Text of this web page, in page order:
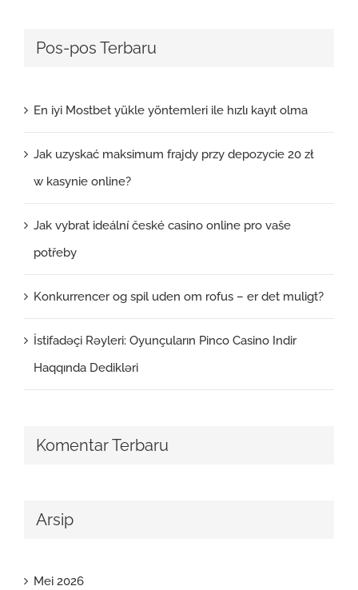
Pos-pos Terbaru
En iyi Mostbet yükle yöntemleri ile hızlı kayıt olma
Jak uzyskać maksimum frajdy przy depozycie 20 zł
w kasynie online?
Jak vybrat ideální české casino online pro vaše
potřeby
Konkurrencer og spil uden om rofus – er det muligt?
İstifadəçi Rəyleri: Oyunçuların Pinco Casino Indir
Haqqında Dedikləri
Komentar Terbaru
Arsip
Mei 2026